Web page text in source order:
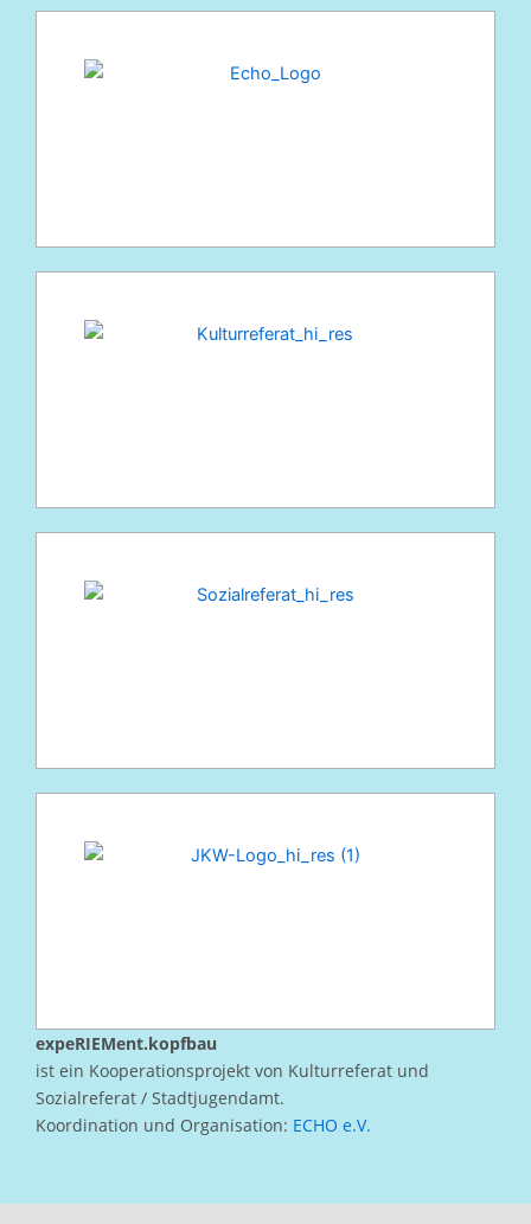
expeRIEMent.kopfbau
ist ein Kooperationsprojekt von Kulturreferat und
Sozialreferat / Stadtjugendamt.
Koordination und Organisation: ECHO e.V.